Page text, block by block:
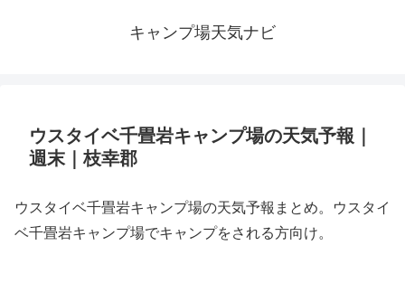
キャンプ場天気ナビ
ウスタイベ千畳岩キャンプ場の天気予報｜
週末｜枝幸郡
ウスタイベ千畳岩キャンプ場の天気予報まとめ。ウスタイ
ベ千畳岩キャンプ場でキャンプをされる方向け。